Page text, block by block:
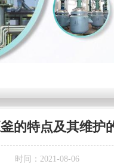
的特点及其维护
时间：2021-08-06